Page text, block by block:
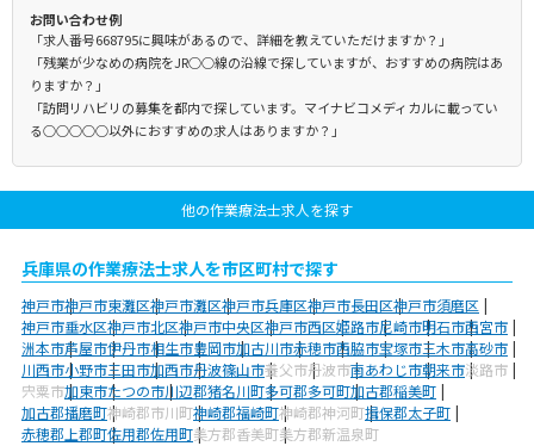
お問い合わせ例
「求人番号668795に興味があるので、詳細を教えていただけますか？」
「残業が少なめの病院をJR○○線の沿線で探していますが、おすすめの病院はあ
りますか？」
「訪問リハビリの募集を都内で探しています。マイナビコメディカルに載ってい
る○○○○○以外におすすめの求人はありますか？」
他の作業療法士求人を探す
兵庫県の作業療法士求人を市区町村で探す
神戸市神戸市東灘区神戸市灘区神戸市兵庫区神戸市長田区神戸市須磨区
神戸市垂水区神戸市北区神戸市中央区神戸市西区姫路市尼崎市明石市西宮市
洲本市芦屋市伊丹市相生市豊岡市加古川市赤穂市西脇市宝塚市三木市高砂市
川西市小野市三田市加西市丹波篠山市養父市丹波市南あわじ市朝来市淡路市
宍粟市加東市たつの市川辺郡猪名川町多可郡多可町加古郡稲美町
加古郡播磨町神崎郡市川町神崎郡福崎町神崎郡神河町揖保郡太子町
赤穂郡上郡町佐用郡佐用町美方郡香美町美方郡新温泉町